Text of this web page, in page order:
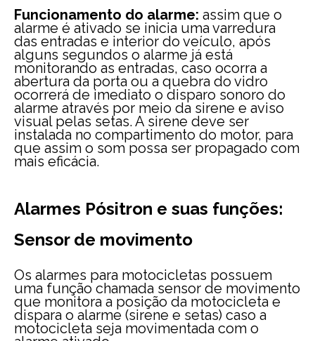
Funcionamento do alarme: assim que o
alarme é ativado se inicia uma varredura
das entradas e interior do veículo, após
alguns segundos o alarme já está
monitorando as entradas, caso ocorra a
abertura da porta ou a quebra do vidro
ocorrerá de imediato o disparo sonoro do
alarme através por meio da sirene e aviso
visual pelas setas. A sirene deve ser
instalada no compartimento do motor, para
que assim o som possa ser propagado com
mais eficácia.
Alarmes Pósitron e suas funções:
Sensor de movimento
Os alarmes para motocicletas possuem
uma função chamada sensor de movimento
que monitora a posição da motocicleta e
dispara o alarme (sirene e setas) caso a
motocicleta seja movimentada com o